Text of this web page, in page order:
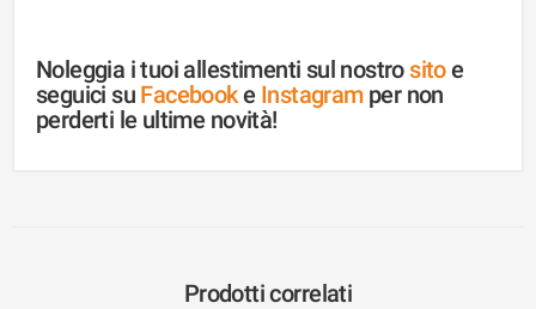
Noleggia i tuoi allestimenti sul nostrositoe
seguici su Facebooke Instagramper non
perderti le ultime novità!
Prodotti correlati